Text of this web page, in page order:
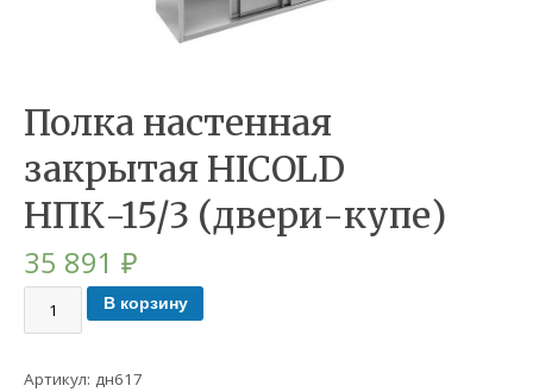
Полка настенная
закрытая HICOLD
НПК-15/3 (двери-купе)
35 891₽
В корзину
Артикул: дн617